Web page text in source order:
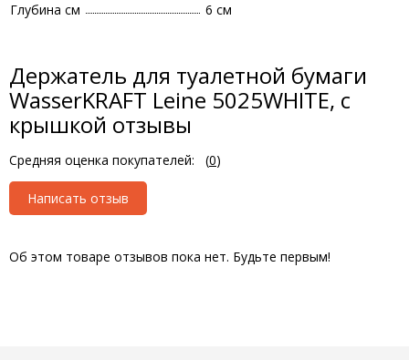
Глубина см
6 см
Держатель для туалетной бумаги
WasserKRAFT Leine 5025WHITE, с
крышкой отзывы
Средняя оценка покупателей: (0)
Написать отзыв
Об этом товаре отзывов пока нет. Будьте первым!